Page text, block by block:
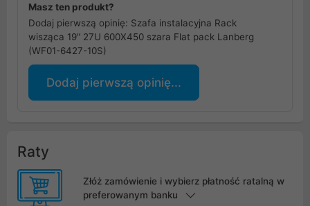
Masz ten produkt?
Dodaj pierwszą opinię: Szafa instalacyjna Rack
wisząca 19" 27U 600X450 szara Flat pack Lanberg
(WF01-6427-10S)
Dodaj pierwszą opinię...
Raty
Złóż zamówienie i wybierz płatność ratalną w
preferowanym banku